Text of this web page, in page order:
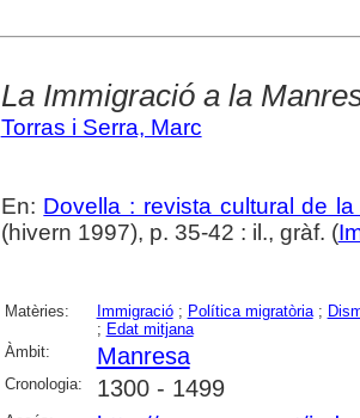
La Immigració a la
Torras i Serra, Marc
En: Dovella : revista cultural de
(hivern 1997), p. 35-42 : il., gràf. (
Matèries: Immigració; Política migratòria;
; Edat mitjana
Àmbit:
Manresa
Cronologia: 1300 - 1499